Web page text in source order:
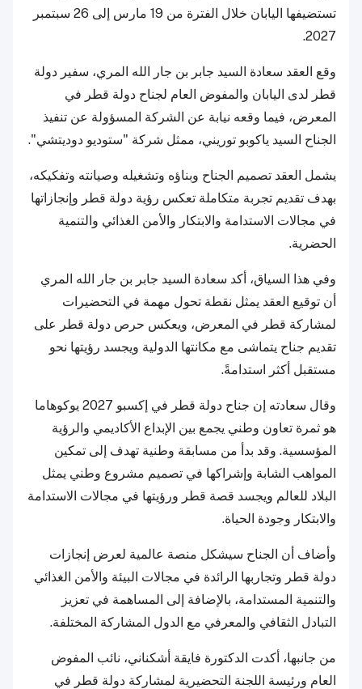
تستضيفها اليابان خلال الفترة من 19 مارس إلى 26 سبتمبر
2027.
وقع العقد سعادة السيد جابر بن جار الله المري، سفير دولة
قطر لدى اليابان والمفوض العام لجناح دولة قطر في
المعرض، فيما وقعه نيابة عن الشركة المسؤولة عن تنفيذ
الجناح السيد ياكوبو توريني، ممثل شركة "ستوديو دوديتشي".
يشمل العقد تصميم الجناح وبناؤه وتشغيله وصيانته وتفكيكه،
بهدف تقديم تجربة متكاملة تعكس رؤية دولة قطر وإنجازاتها
في مجالات الاستدامة والابتكار والأمن الغذائي والتنمية
الحضرية.
وفي هذا السياق، أكد سعادة السيد جابر بن جار الله المري
أن توقيع العقد يمثل نقطة تحول مهمة في التحضيرات
لمشاركة قطر في المعرض، ويعكس حرص دولة قطر على
تقديم جناح يتماشى مع مكانتها الدولية ويجسد رؤيتها نحو
مستقبل أكثر استدامةً.
وقال سعادته إن جناح دولة قطر في إكسبو 2027 يوكوهاما
هو ثمرة تعاون وطني يجمع بين الإبداع الأكاديمي والرؤية
المؤسسية. وقد بدأ من مسابقة وطنية تهدف إلى تمكين
المواهب الشابة وإشراكها في تصميم مشروع وطني يمثل
البلاد للعالم ويجسد قصة قطر ورؤيتها في مجالات الاستدامة
والابتكار وجودة الحياة.
وأضاف أن الجناح سيشكل منصة عالمية لعرض إنجازات
دولة قطر وتجاربها الرائدة في مجالات البيئة والأمن الغذائي
والتنمية المستدامة، بالإضافة إلى المساهمة في تعزيز
التبادل الثقافي والمعرفي مع الدول المشاركة المختلفة.
من جانبها، أكدت الدكتورة فايقة أشكناني، نائب المفوض
العام ورئيسة اللجنة التحضيرية لمشاركة دولة قطر في